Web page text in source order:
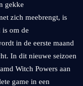
gekke
zich meebrengt, is
is om de
in de eerste maand
In dit nieuwe seizoen
Witch Powers aan
game in een